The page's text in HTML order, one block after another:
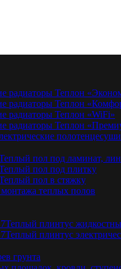
радиаторы Теплон
радиаторы Теплон
радиаторы Теплон «WiFi»
радиаторы Теплон
пол под ламинат,
пол под плитку
пол в стяжку
теплых полов
Теплый плинтус
Теплый плинтус
грунта